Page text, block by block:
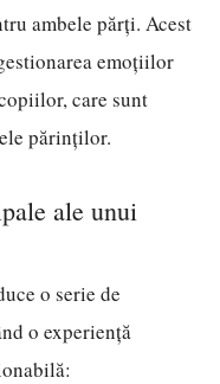
ambele părți. Acest
emoțiilor
care sunt
părinților.
ale unui
o serie de
o experiență